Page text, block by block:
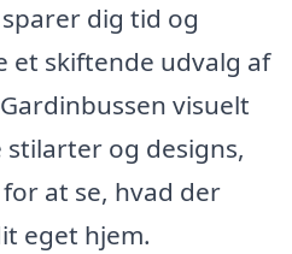
dig tid og
et skiftende udvalg af
visuelt
og designs,
at se, hvad der
eget hjem.